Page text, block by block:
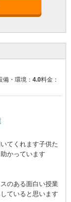
備・環境： 4.0料金：
てくれます子供た
かっています
のある面白い授業
ていると思います